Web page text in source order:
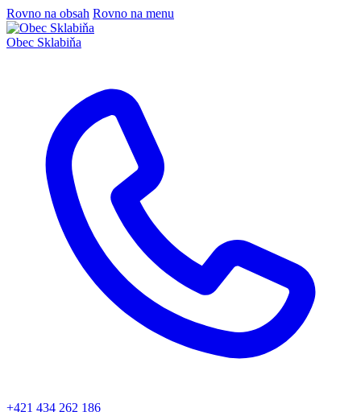
Rovno na obsah Rovno na menu
Obec Sklabiňa
+421 434 262 186